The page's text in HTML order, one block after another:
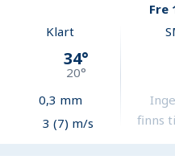
Fre
Klart
34°
20°
0,3 mm
3 (7) m/s
finns